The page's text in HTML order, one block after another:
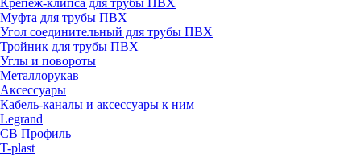
Крепеж-клипса для трубы ПВХ
Муфта для трубы ПВХ
Угол соединительный для трубы ПВХ
Тройник для трубы ПВХ
Углы и повороты
Металлорукав
Аксессуары
Кабель-каналы и аксессуары к ним
Legrand
СВ Профиль
T-plast